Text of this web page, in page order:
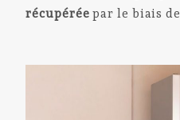
récupérée par le biais de